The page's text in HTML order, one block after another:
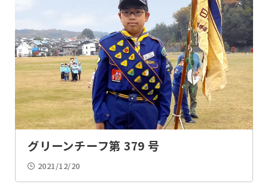
見学・学習会 メディア掲載
整備・清掃 料理
工作・アート ゲーム
お参り スキー
スケート カーリング
グリーンチーフ第 379 号
2021/12/20